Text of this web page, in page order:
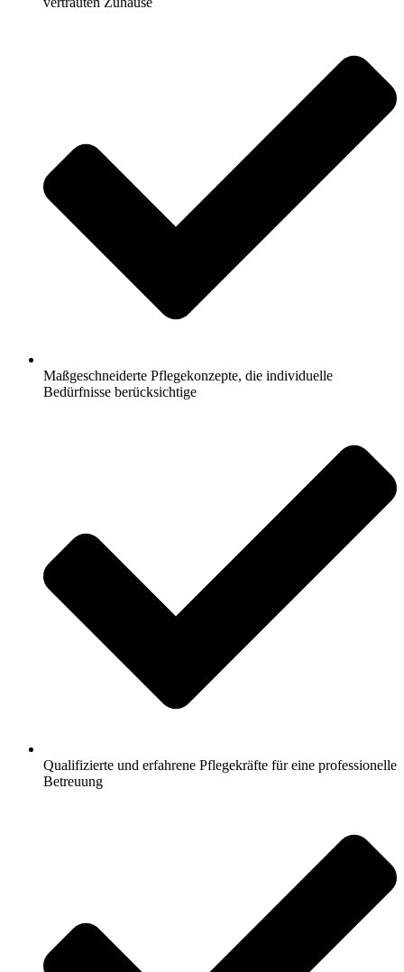
Maßgeschneiderte Pflegekonzepte, die individuelle
Bedürfnisse berücksichtige
Qualifizierte und erfahrene Pflegekräfte für eine professionelle
Betreuung